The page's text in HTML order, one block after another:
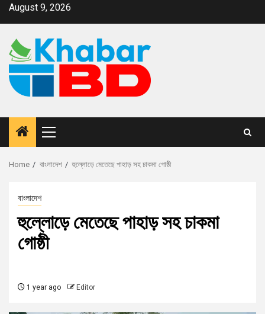
August 9, 2026
Home বাংলাদেশ হুল্লোড়ে মেতেছে পাহাড় সহ চাকমা গোষ্ঠী
বাংলাদেশ
হুল্লোড়ে মেতেছে পাহাড় সহ চাকমা
গোষ্ঠী
1 year ago Editor